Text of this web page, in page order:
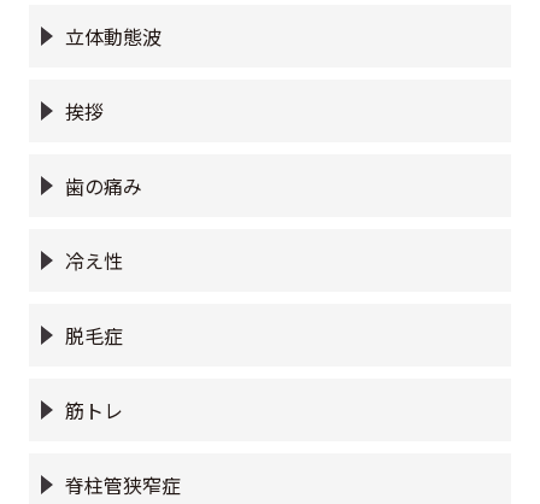
立体動態波
挨拶
歯の痛み
冷え性
脱毛症
筋トレ
脊柱管狭窄症